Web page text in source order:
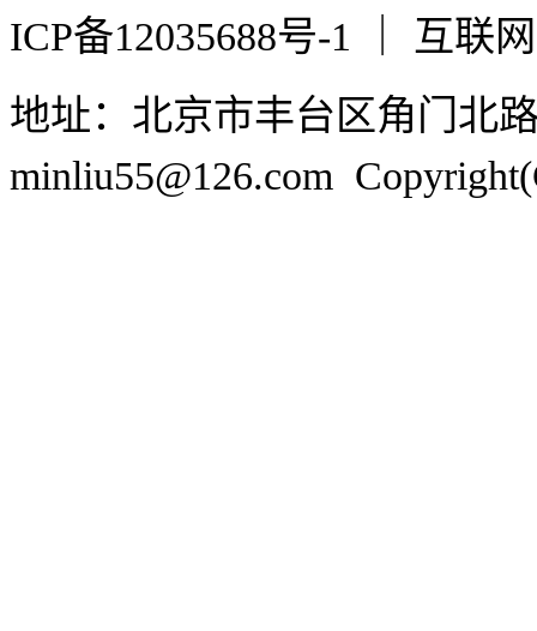
ICP备12035688号-1 ｜ 互联
地址：北京市丰台区角门
minliu55@126.com